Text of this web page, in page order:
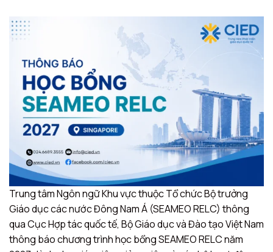
Trung tâm Ngôn ngữ Khu vực thuộc Tổ chức Bộ trưởng
Giáo dục các nước Đông Nam Á (SEAMEO RELC) thông
qua Cục Hợp tác quốc tế, Bộ Giáo dục và Đào tạo Việt Nam
thông báo chương trình học bổng SEAMEO RELC năm